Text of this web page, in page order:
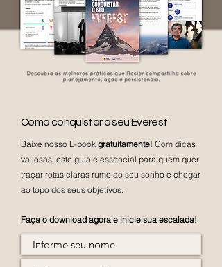
Como conquistar o seu Everest
Baixe nosso E-book gratuitamente! Com dicas
valiosas, este guia é essencial para quem quer
traçar rotas claras rumo ao seu sonho e chegar
ao topo dos seus objetivos.
Faça o download agora e inicie sua escalada!